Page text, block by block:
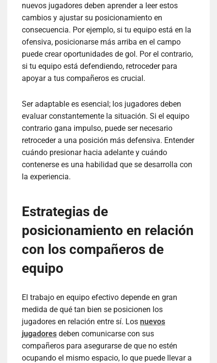
nuevos jugadores deben aprender a leer estos
cambios y ajustar su posicionamiento en
consecuencia. Por ejemplo, si tu equipo está en la
ofensiva, posicionarse más arriba en el campo
puede crear oportunidades de gol. Por el contrario,
si tu equipo está defendiendo, retroceder para
apoyar a tus compañeros es crucial.
Ser adaptable es esencial; los jugadores deben
evaluar constantemente la situación. Si el equipo
contrario gana impulso, puede ser necesario
retroceder a una posición más defensiva. Entender
cuándo presionar hacia adelante y cuándo
contenerse es una habilidad que se desarrolla con
la experiencia.
Estrategias de
posicionamiento en relación
con los compañeros de
equipo
El trabajo en equipo efectivo depende en gran
medida de qué tan bien se posicionen los
jugadores en relación entre sí. Los nuevos
jugadores deben comunicarse con sus
compañeros para asegurarse de que no estén
ocupando el mismo espacio, lo que puede llevar a